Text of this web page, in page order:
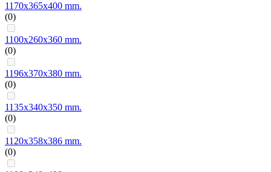
1170x365x400 mm.
(0)
1100x260x360 mm.
(0)
1196x370x380 mm.
(0)
1135x340x350 mm.
(0)
1120x358x386 mm.
(0)